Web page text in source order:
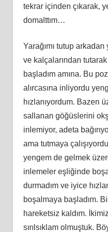
tekrar içinden çıkarak,
domalttım…
Yarağımı tutup
ve kalçalarından tutarak
başladım amına. Bu
alırcasına inliyordu
hızlanıyordum. Bazen
sallanan göğüslerini
inlemiyor, adeta
ama tutmaya
yengem de gelmek
inlemeler eşliğinde
durmadım ve iyice
boşalmaya başladım.
hareketsiz kaldım.
sırılsıklam olmuştuk.